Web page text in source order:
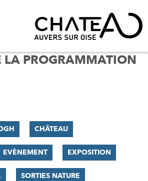
LA PROGRAMMATION
CHÂTEAU
EVÈNEMENT EXPOSITION
SORTIES NATURE